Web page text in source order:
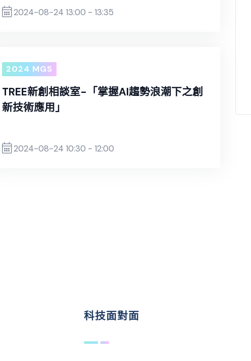
2024-08-24 13:00 - 13:35
2024 MGS
TREE新創相談室-「掌握AI趨勢浪潮下之創
新技術應用」
2024-08-24 10:30 - 12:00
科技面對面